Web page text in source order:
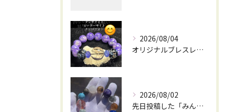
2026/08/04
オリジナルブレスレット作成してみました😊
2026/08/02
先日投稿した「みんなを笑顔にしてくれるブレスレット」に